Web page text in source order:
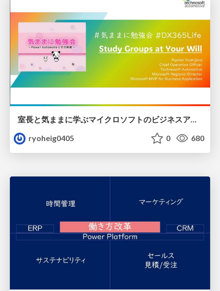
室長と気ままに学ぶマイクロソフトのビジネスアプリケーションとビジネスプロセス
ryoheig0405
0 680